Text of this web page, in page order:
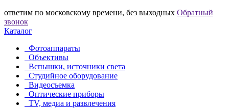
ответим по московскому времени, без выходных Обратный
звонок
Каталог
Фотоаппараты
Объективы
Вспышки, источники света
Студийное оборудование
Видеосъемка
Оптические приборы
TV, медиа и развлечения